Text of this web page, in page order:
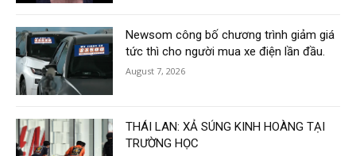
Newsom công bố chương trình giảm giá
tức thì cho người mua xe điện lần đầu.
August 7, 2026
THÁI LAN: XẢ SÚNG KINH HOÀNG TẠI
TRƯỜNG HỌC